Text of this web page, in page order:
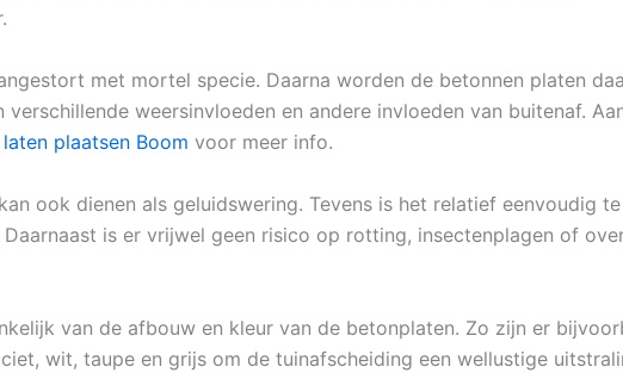
met mortel specie. Daarna worden de betonnen platen
weersinvloeden en andere invloeden van buitenaf.
plaatsen Boom voor meer info.
ook dienen als geluidswering. Tevens is het relatief eenvoudig
is er vrijwel geen risico op rotting, insectenplagen of
van de afbouw en kleur van de betonplaten. Zo zijn er
wit, taupe en grijs om de tuinafscheiding een wellustige